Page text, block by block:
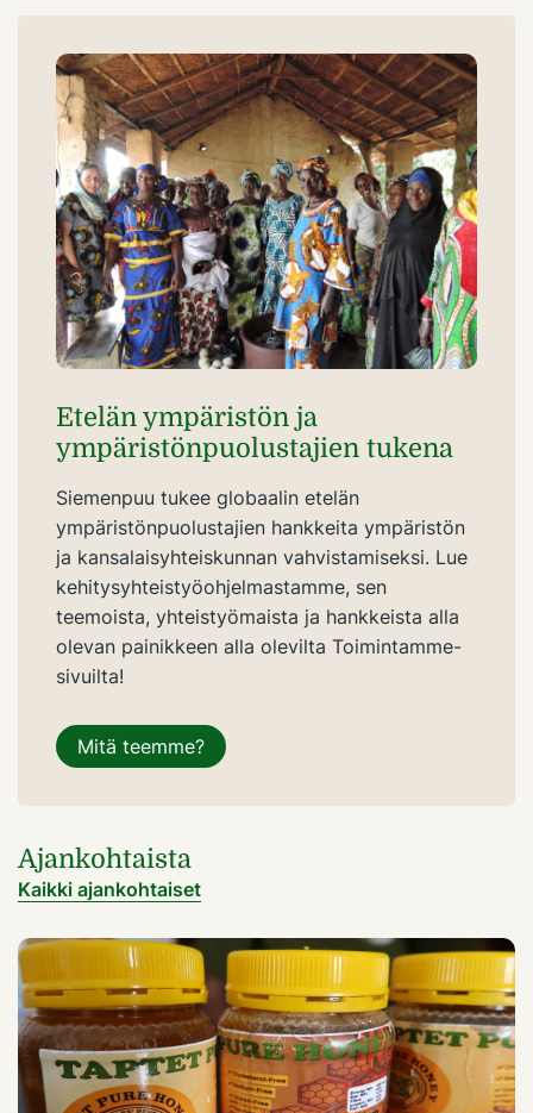
Etelän ympäristön ja
ympäristönpuolustajien tukena
Siemenpuu tukee globaalin etelän
ympäristönpuolustajien hankkeita ympäristön
ja kansalaisyhteiskunnan vahvistamiseksi. Lue
kehitysyhteistyöohjelmastamme, sen
teemoista, yhteistyömaista ja hankkeista alla
olevan painikkeen alla olevilta Toimintamme-
sivuilta!
Mitä teemme?
Ajankohtaista
Kaikki ajankohtaiset